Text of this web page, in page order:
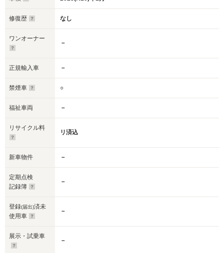
修復歴 なし
ワンオーナー
－
正規輸入車 －
禁煙車 ○
福祉車両 －
リサイクル料
リ済込
新車物件 －
定期点検
記録簿
－
登録(届出)済未
使用車
－
展示・試乗車
－